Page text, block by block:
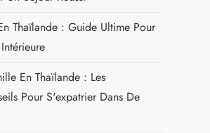
Thaïlande : Guide Ultime Pour
En Thaïlande : Les
Pour S'expatrier Dans De